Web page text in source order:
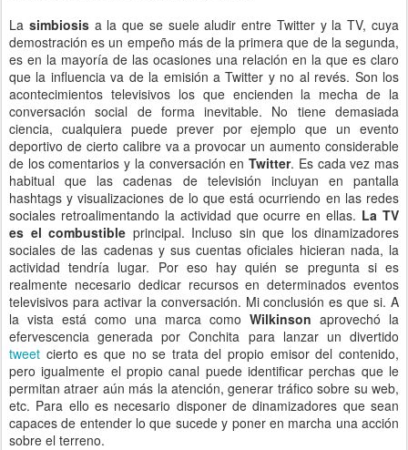
La simbiosisa la que se suele aludir entre Twitter y la TV, cuya
demostración es un empeño más de la primera que de la segunda,
es en la mayoría de las ocasiones una relación en la que es claro
que la influencia va de la emisión a Twitter y no al revés. Son los
acontecimientos televisivos los que encienden la mecha de la
conversación social de forma inevitable. No tiene demasiada
ciencia, cualquiera puede prever por ejemplo que un evento
deportivo de cierto calibre va a provocar un aumento considerable
de los comentarios y la conversación enTwitter. Es cada vez mas
habitual que las cadenas de televisión incluyan en pantalla
hashtags y visualizaciones de lo que está ocurriendo en las redes
sociales retroalimentando la actividad que ocurre en ellas. La TV
es el combustible principal. Incluso sin que los dinamizadores
sociales de las cadenas y sus cuentas oficiales hicieran nada, la
actividad tendría lugar. Por eso hay quién se pregunta si es
realmente necesario dedicar recursos en determinados eventos
televisivos para activar la conversación. Mi conclusión es que si. A
la vista está como una marca como Wilkinson aprovechó la
efervescencia generada por Conchita para lanzar un divertido
tweet cierto es que no se trata del propio emisor del contenido,
pero igualmente el propio canal puede identificar perchas que le
permitan atraer aún más la atención, generar tráfico sobre su web,
etc. Para ello es necesario disponer de dinamizadores que sean
capaces de entender lo que sucede y poner en marcha una acción
sobre el terreno.